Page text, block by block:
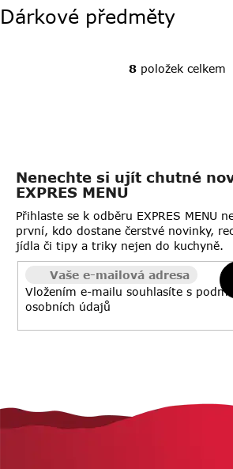
Dárkové předměty
O
c
p
r
v
k
y
v
p
8položek celkem
Nenechte si ujít chutné
EXPRES MENU
Přihlaste se k odběru EXPRES MENU
první, kdo dostane čerstvé novinky,
jídla či tipy a triky nejen do kuchyně.
Vložením e-mailu souhlasíte s
osobních údajů
Z
á